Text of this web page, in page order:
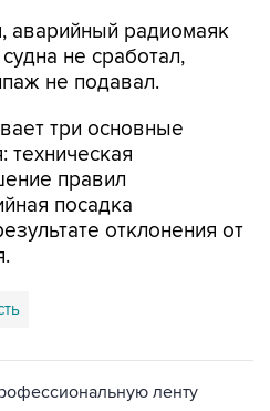
аварийный радиомаяк
не сработал,
не подавал.
три основные
техническая
правил
посадка
отклонения от
ленту